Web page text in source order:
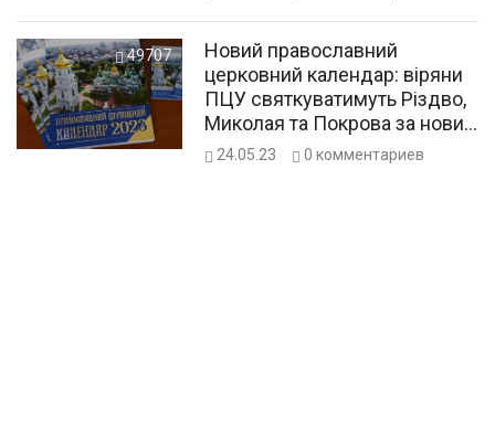
49707
Новий православний
церковний календар: віряни
ПЦУ святкуватимуть Різдво,
Миколая та Покрова за новим
стилем
24.05.23 0 комментариев